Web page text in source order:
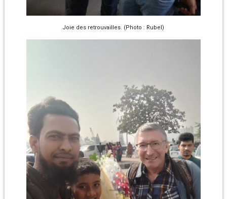
Joie des retrouvailles. (Photo : Rubel)